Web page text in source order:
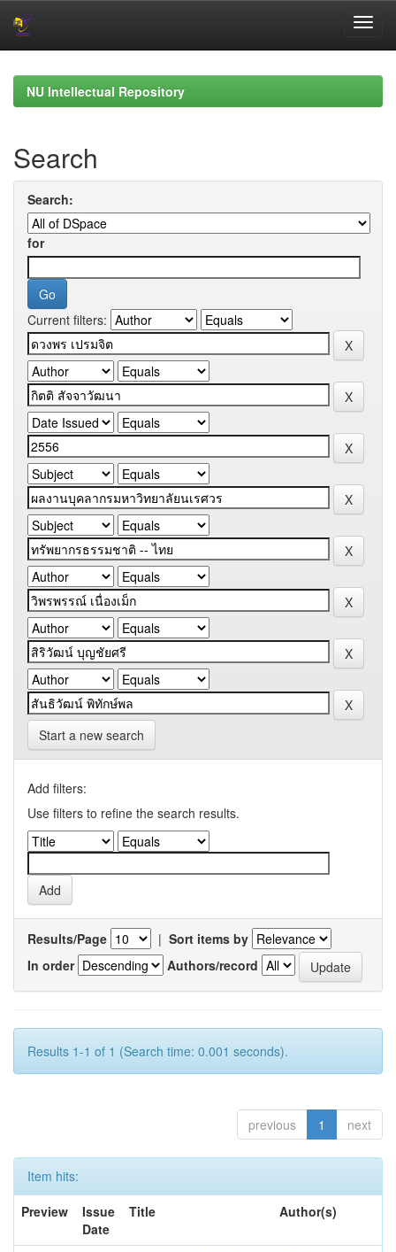
navigationNU Intellectual Repository
Search
Search:
for
Current filters:
Start a new search
Add filters:
Use filters to refine the search results.
Results/Page | Sort items by
In order
Authors/record
Results 1-1 of 1 (Search time: 0.001 seconds).
previous 1 next
Item hits:
Preview
Issue
Date
Title Author(s)